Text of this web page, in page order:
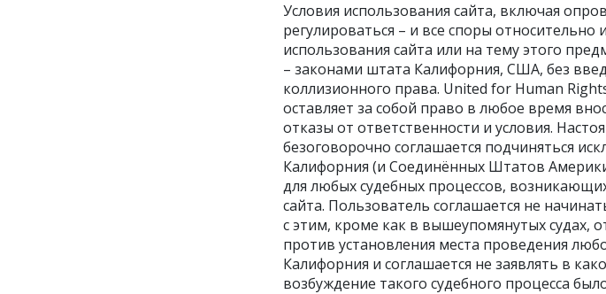
Условия использования сайта, включая
регулироваться – и все споры относительно
использования сайта или на тему этого
– законами штата Калифорния, США, без
коллизионного права. United for Human
оставляет за собой право в любое время
отказы от ответственности и условия.
безоговорочно соглашается подчиняться
Калифорния (и Соединённых Штатов
для любых судебных процессов,
сайта. Пользователь соглашается не
с этим, кроме как в вышеупомянутых судах,
против установления места проведения
Калифорния и соглашается не заявлять в
возбуждение такого судебного процесса